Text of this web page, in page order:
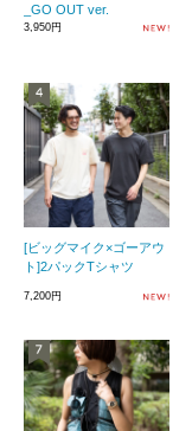
_GO OUT ver.
3,950円
[ビッグマイク×ゴーアウ
ト]2パックTシャツ
7,200円